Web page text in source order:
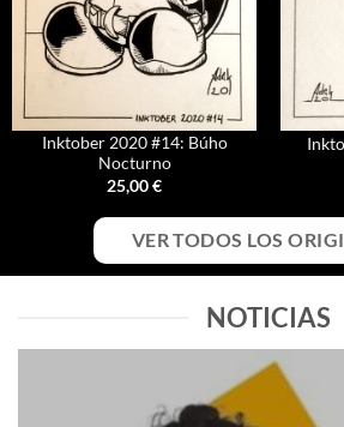
Inktober 2020 #14: Búho
Nocturno
25,00€
VER TODOS LOS
NOTICIAS